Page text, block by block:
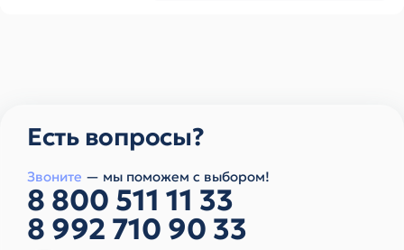
Есть вопросы?
Звоните — мы поможем с выбором!
8 800 511 11 33
8 992 710 90 33